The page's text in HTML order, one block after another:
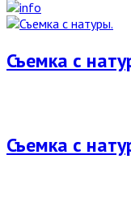
Съемка с
Съемка с